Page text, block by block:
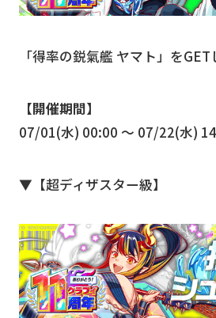
「得率の鋭氣艦 ヤマト」をGET
【開催期間】
07/01(水) 00:00 〜 07/22(水)
▼【超ディザスター級】